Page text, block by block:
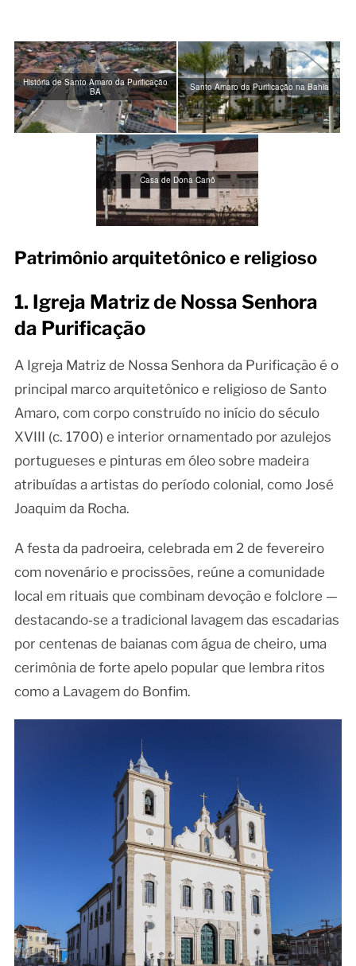
História de Santo Amaro da Purificação
BA
Santo Amaro da Purificação na Bahia
Casa de Dona Canô
Patrimônio arquitetônico e religioso
1. Igreja Matriz de Nossa Senhora
da Purificação
A Igreja Matriz de Nossa Senhora da Purificação é o
principal marco arquitetônico e religioso de Santo
Amaro, com corpo construído no início do século
XVIII (c. 1700) e interior ornamentado por azulejos
portugueses e pinturas em óleo sobre madeira
atribuídas a artistas do período colonial, como José
Joaquim da Rocha.
A festa da padroeira, celebrada em 2 de fevereiro
com novenário e procissões, reúne a comunidade
local em rituais que combinam devoção e folclore —
destacando‑se a tradicional lavagem das escadarias
por centenas de baianas com água de cheiro, uma
cerimônia de forte apelo popular que lembra ritos
como a Lavagem do Bonfim.